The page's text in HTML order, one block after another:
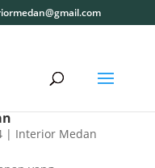
| Interior Medan